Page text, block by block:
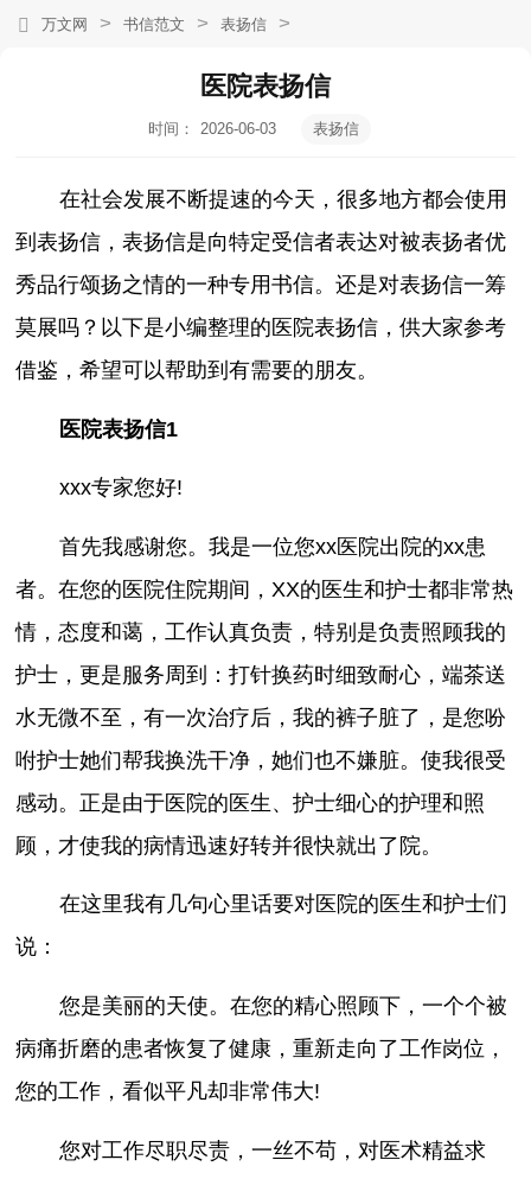
万文网 > 书信范文 > 表扬信 >
医院表扬信
时间：
2026-06-03
表扬信
在社会发展不断提速的今天，很多地方都会使用
到表扬信，表扬信是向特定受信者表达对被表扬者优
秀品行颂扬之情的一种专用书信。还是对表扬信一筹
莫展吗？以下是小编整理的医院表扬信，供大家参考
借鉴，希望可以帮助到有需要的朋友。
医院表扬信1
xxx专家您好!
首先我感谢您。我是一位您xx医院出院的xx患
者。在您的医院住院期间，XX的医生和护士都非常热
情，态度和蔼，工作认真负责，特别是负责照顾我的
护士，更是服务周到：打针换药时细致耐心，端茶送
水无微不至，有一次治疗后，我的裤子脏了，是您吩
咐护士她们帮我换洗干净，她们也不嫌脏。使我很受
感动。正是由于医院的医生、护士细心的护理和照
顾，才使我的病情迅速好转并很快就出了院。
在这里我有几句心里话要对医院的医生和护士们
说：
您是美丽的天使。在您的精心照顾下，一个个被
病痛折磨的患者恢复了健康，重新走向了工作岗位，
您的工作，看似平凡却非常伟大!
您对工作尽职尽责，一丝不苟，对医术精益求